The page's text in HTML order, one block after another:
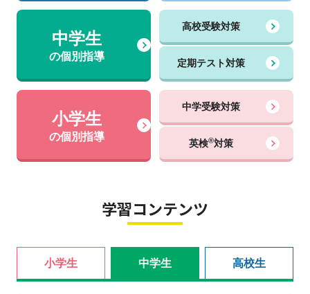
中学生
の個別指導
高校受験対策
定期テスト対策
小学生
の個別指導
中学受験対策
英検®対策
学習コンテンツ
小学生 中学生 高校生